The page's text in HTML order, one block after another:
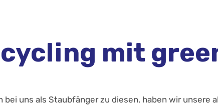
mit
uns als Staubfänger zu diesen, haben wir unsere